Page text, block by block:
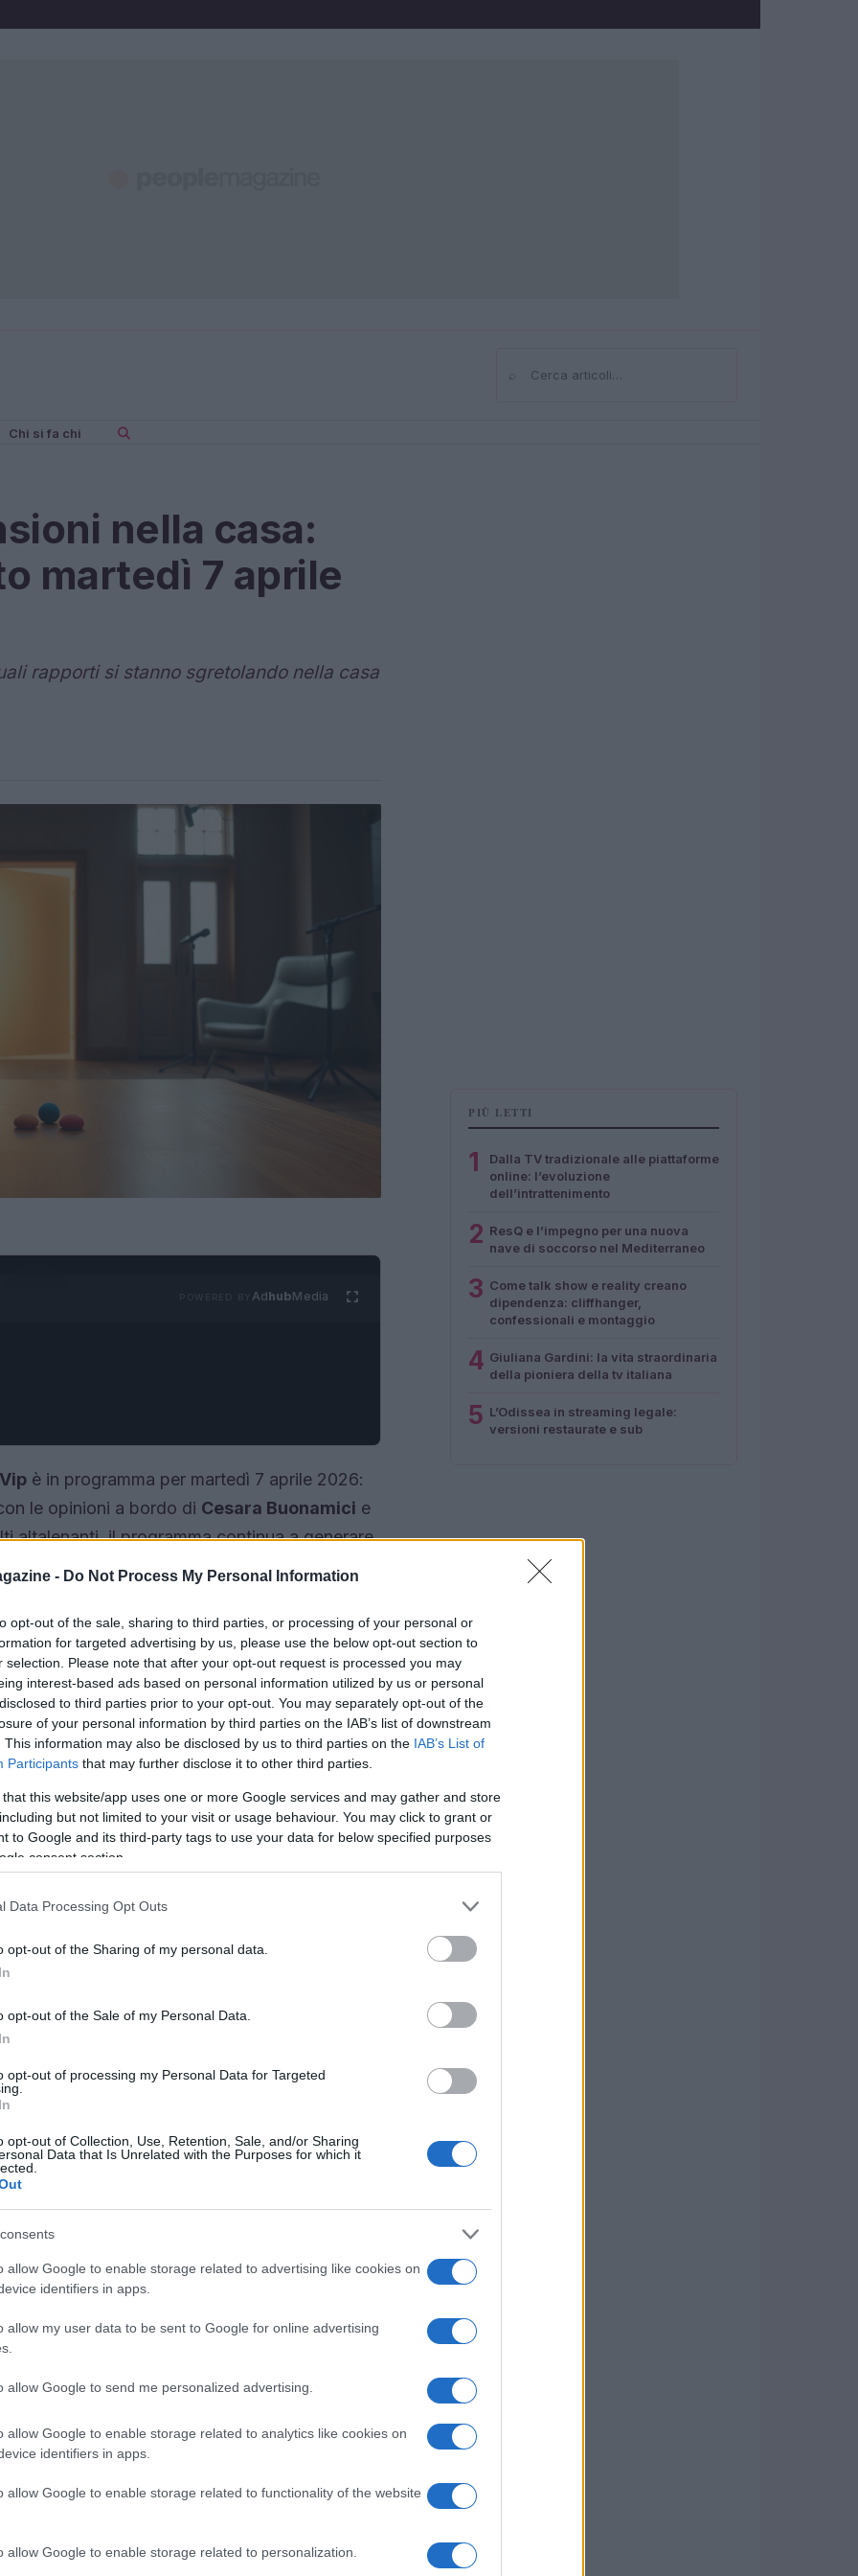
- Do Not Process My Personal Information
opt-out of the sale, sharing to third parties, or processing of your personal or
for targeted advertising by us, please use the below opt-out section to
selection. Please note that after your opt-out request is processed you may
interest-based ads based on personal information utilized by us or personal
to third parties prior to your opt-out. You may separately opt-out of the
of your personal information by third parties on the IAB’s list of downstream
This information may also be disclosed by us to third parties on the IAB’s List of
Participants that may further disclose it to other third parties.
that this website/app uses one or more Google services and may gather and store
but not limited to your visit or usage behaviour. You may click to grant or
to Google and its third-party tags to use your data for below specified purposes
consent section.
Data Processing Opt Outs
opt-out of the Sharing of my personal data.
opt-out of the Sale of my Personal Data.
opt-out of processing my Personal Data for Targeted
opt-out of Collection, Use, Retention, Sale, and/or Sharing
Data that Is Unrelated with the Purposes for which it
allow Google to enable storage related to advertising like cookies on
identifiers in apps.
allow my user data to be sent to Google for online advertising
allow Google to send me personalized advertising.
allow Google to enable storage related to analytics like cookies on
identifiers in apps.
allow Google to enable storage related to functionality of the website
allow Google to enable storage related to personalization.
⌕Cerca
Chi si fa chi
nella casa:
martedì 7 aprile
rapporti si stanno sgretolando nella casa
AdhubMedia
Vip è in programma per martedì 7 aprile 2026:
le opinioni a bordo di Cesara Buonamici e
altalenanti, il programma continua a generare
sui possibili ingressi che potrebbero
sera è prevista una nuova
Berry, Ibiza Altea e Antonella Elia.
voci sui nuovi ingressi
su possibili arrivi nella casa: durante la
Setta ha rivelato che sarebbero stati
eCarmen Russo. Secondo fonti, Carmen
mentre Valeria ha reagito con sorrisi e
L’ipotesi di nuovi ingressi è trattata
equilibri: l’arrivo di due veterane
i vip a ricalibrare strategie e rapporti
dinamiche interne
EliaeIbiza Altea, tre figure con
ha recentemente ammesso una
ha mostrato insofferenza verso alcune
aveva caratterizzate all’inizio: una
PIÙ LETTI
1
Dalla TV tradizionale alle piattaforme
online: l’evoluzione
dell’intrattenimento
2 ResQ e l’impegno per una nuova
nave di soccorso nel Mediterraneo
3 Come talk show e reality creano
dipendenza: cliffhanger,
confessionali e montaggio
4 Giuliana Gardini: la vita straordinaria
della pioniera della tv italiana
5 L’Odissea in streaming legale:
versioni restaurate e sub